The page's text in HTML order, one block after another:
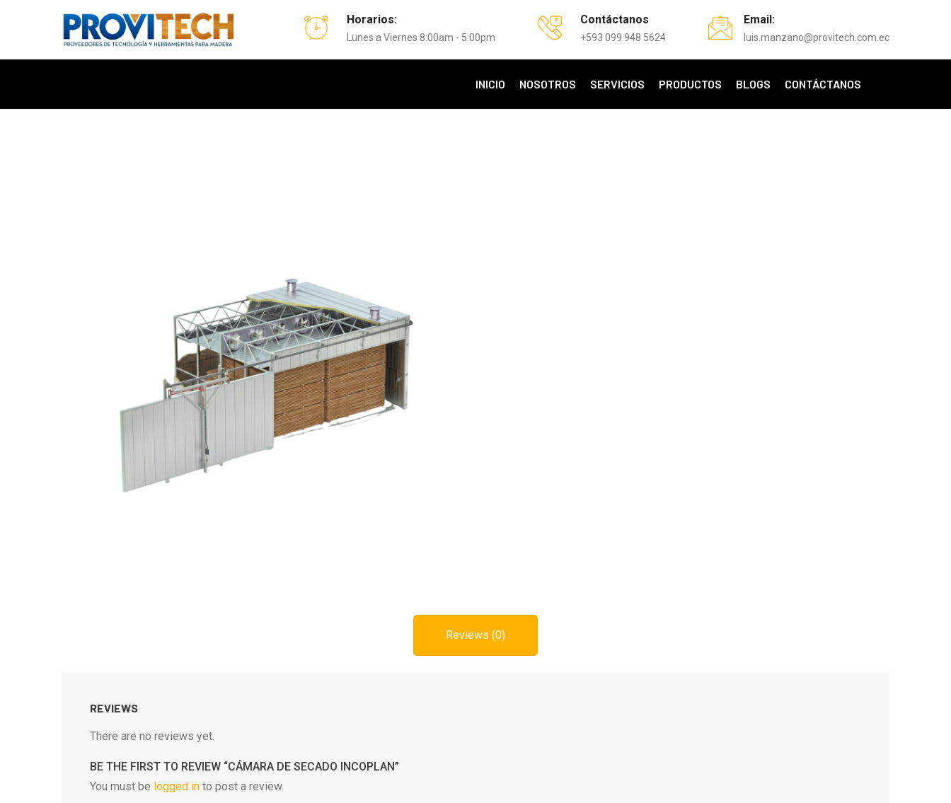
Horarios:
Lunes a Viernes 8:00am - 5:00pm
Contáctanos
+593 099 948 5624
Email:
luis.manzano@provitech.com.ec
INICIO NOSOTROS SERVICIOS PRODUCTOS BLOGS CONTÁCTANOS
Reviews (0)
REVIEWS
There are no reviews yet.
BE THE FIRST TO REVIEW “CÁMARA DE SECADO INCOPLAN”
You must be logged in to post a review.